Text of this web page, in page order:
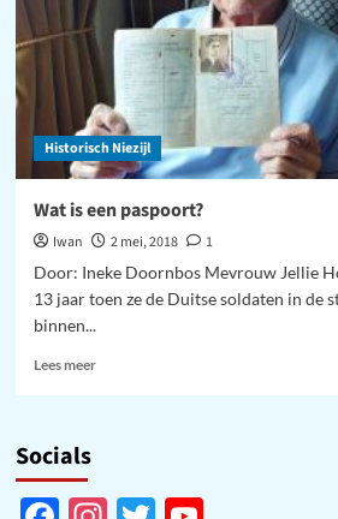
Historisch Niezijl
Wat is een paspoort?
Iwan 2 mei, 2018
1
Door: Ineke Doornbos Mevrouw Jellie
13 jaar toen ze de Duitse soldaten in de
binnen...
Lees meerLees
paspoort?
Socials